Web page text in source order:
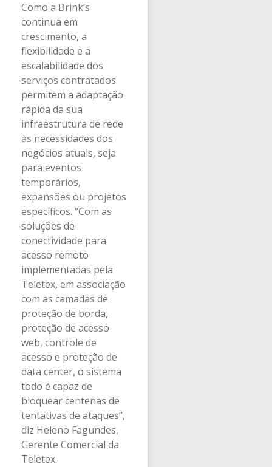
Como a Brink’s
continua em
crescimento, a
flexibilidade e a
escalabilidade dos
serviços contratados
permitem a adaptação
rápida da sua
infraestrutura de rede
às necessidades dos
negócios atuais, seja
para eventos
temporários,
expansões ou projetos
específicos. “Com as
soluções de
conectividade para
acesso remoto
implementadas pela
Teletex, em associação
com as camadas de
proteção de borda,
proteção de acesso
web, controle de
acesso e proteção de
data center, o sistema
todo é capaz de
bloquear centenas de
tentativas de ataques”,
diz Heleno Fagundes,
Gerente Comercial da
Teletex.